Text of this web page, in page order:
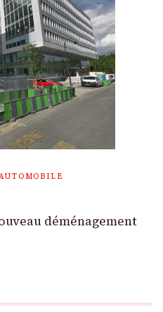
déménagement